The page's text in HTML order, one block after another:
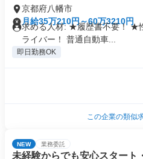
京都府八幡市
月給35万210円～60万3210円
求める人材: ★履歴書不要！ ★
ライバー！ 普通自動車...
即日勤務OK
この企業の類似
NEW 業務委託
未経験からでも安心スタート